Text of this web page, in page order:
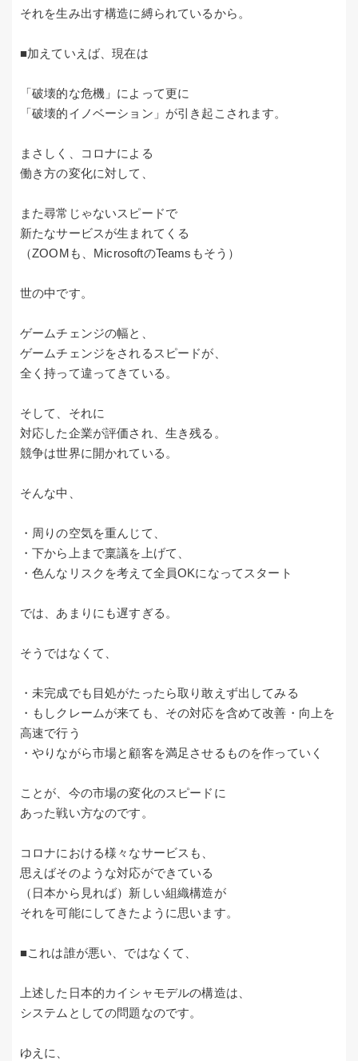
それを生み出す構造に縛られているから。
■加えていえば、現在は
「破壊的な危機」によって更に
「破壊的イノベーション」が引き起こされます。
まさしく、コロナによる
働き方の変化に対して、
また尋常じゃないスピードで
新たなサービスが生まれてくる
（ZOOMも、MicrosoftのTeamsもそう）
世の中です。
ゲームチェンジの幅と、
ゲームチェンジをされるスピードが、
全く持って違ってきている。
そして、それに
対応した企業が評価され、生き残る。
競争は世界に開かれている。
そんな中、
・周りの空気を重んじて、
・下から上まで稟議を上げて、
・色んなリスクを考えて全員OKになってスタート
では、あまりにも遅すぎる。
そうではなくて、
・未完成でも目処がたったら取り敢えず出してみる
・もしクレームが来ても、その対応を含めて改善・向上を
高速で行う
・やりながら市場と顧客を満足させるものを作っていく
ことが、今の市場の変化のスピードに
あった戦い方なのです。
コロナにおける様々なサービスも、
思えばそのような対応ができている
（日本から見れば）新しい組織構造が
それを可能にしてきたように思います。
■これは誰が悪い、ではなくて、
上述した日本的カイシャモデルの構造は、
システムとしての問題なのです。
ゆえに、